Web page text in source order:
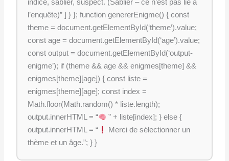
indice, sablier, suspect. (Sablier – ce n’est pas lié à
l’enquête)” ] } }; function genererEnigme() { const
theme = document.getElementById(‘theme’).value;
const age = document.getElementById(‘age’).value;
const output = document.getElementById(‘output-
enigme’); if (theme && age && enigmes[theme] &&
enigmes[theme][age]) { const liste =
enigmes[theme][age]; const index =
Math.floor(Math.random() * liste.length);
output.innerHTML = “
” + liste[index]; } else {
output.innerHTML = “
Merci de sélectionner un
thème et un âge.”; } }